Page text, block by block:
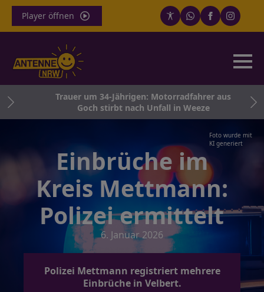
Player öffnen
Trauer um 34-Jährigen: Motorradfahrer aus
Goch stirbt nach Unfall in Weeze
Foto wurde mit
KI generiert
Einbrüche im
Kreis Mettmann:
Polizei ermittelt
6. Januar 2026
Polizei Mettmann registriert mehrere
Einbrüche in Velbert.